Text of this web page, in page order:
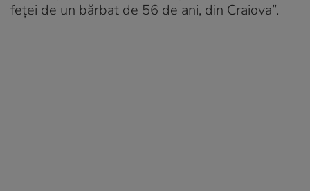
feței de un bărbat de 56 de ani, din Craiova”.